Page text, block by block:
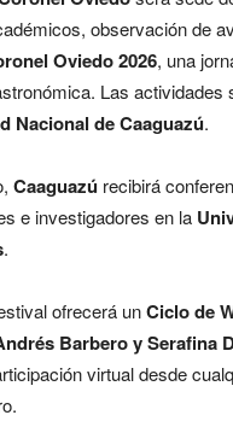
observación de
Oviedo 2026, una
Las actividades
Nacional de Caaguazú.
Caaguazú recibirá
e investigadores en la
.
ofrecerá unCiclo de
Barbero y Serafina
virtual desde